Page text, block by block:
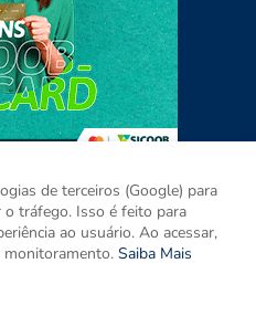
Contato Mídia Kit
de terceiros (Google) para
o tráfego. Isso é feito para
ao usuário. Ao acessar,
monitoramento. Saiba Mais